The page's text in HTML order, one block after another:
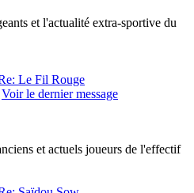
et l'actualité extra-sportive du
Le Fil Rouge
Voir le dernier message
et actuels joueurs de l'effectif